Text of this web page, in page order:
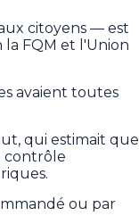
citoyens — est
FQM et l'Union
avaient toutes
qui estimait que
contrôle
ou par